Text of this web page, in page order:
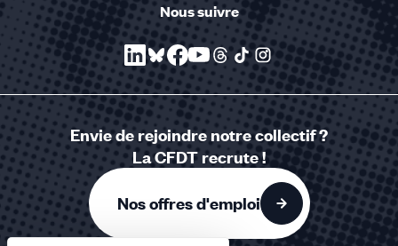
Nous suivre
Envie de rejoindre notre collectif ?
La CFDT recrute !
Nos offres d'emploi